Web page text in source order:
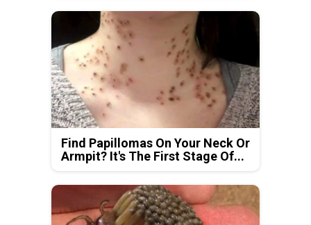
Find Papillomas On Your Neck Or
Armpit? It's The First Stage Of...